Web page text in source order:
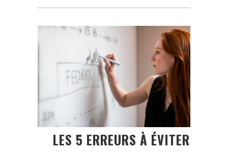
LES 5 ERREURS À ÉVITER